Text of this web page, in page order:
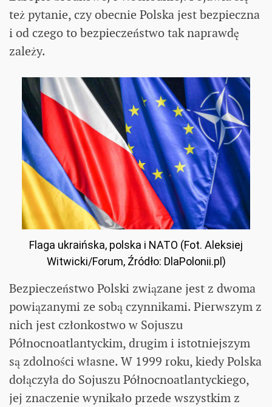
też pytanie, czy obecnie Polska jest bezpieczna
i od czego to bezpieczeństwo tak naprawdę
zależy.
Flaga ukraińska, polska i NATO (Fot. Aleksiej
Witwicki/Forum, Źródło: DlaPolonii.pl)
Bezpieczeństwo Polski związane jest z dwoma
powiązanymi ze sobą czynnikami. Pierwszym z
nich jest członkostwo w Sojuszu
Północnoatlantyckim, drugim i istotniejszym
są zdolności własne. W 1999 roku, kiedy Polska
dołączyła do Sojuszu Północnoatlantyckiego,
jej znaczenie wynikało przede wszystkim z